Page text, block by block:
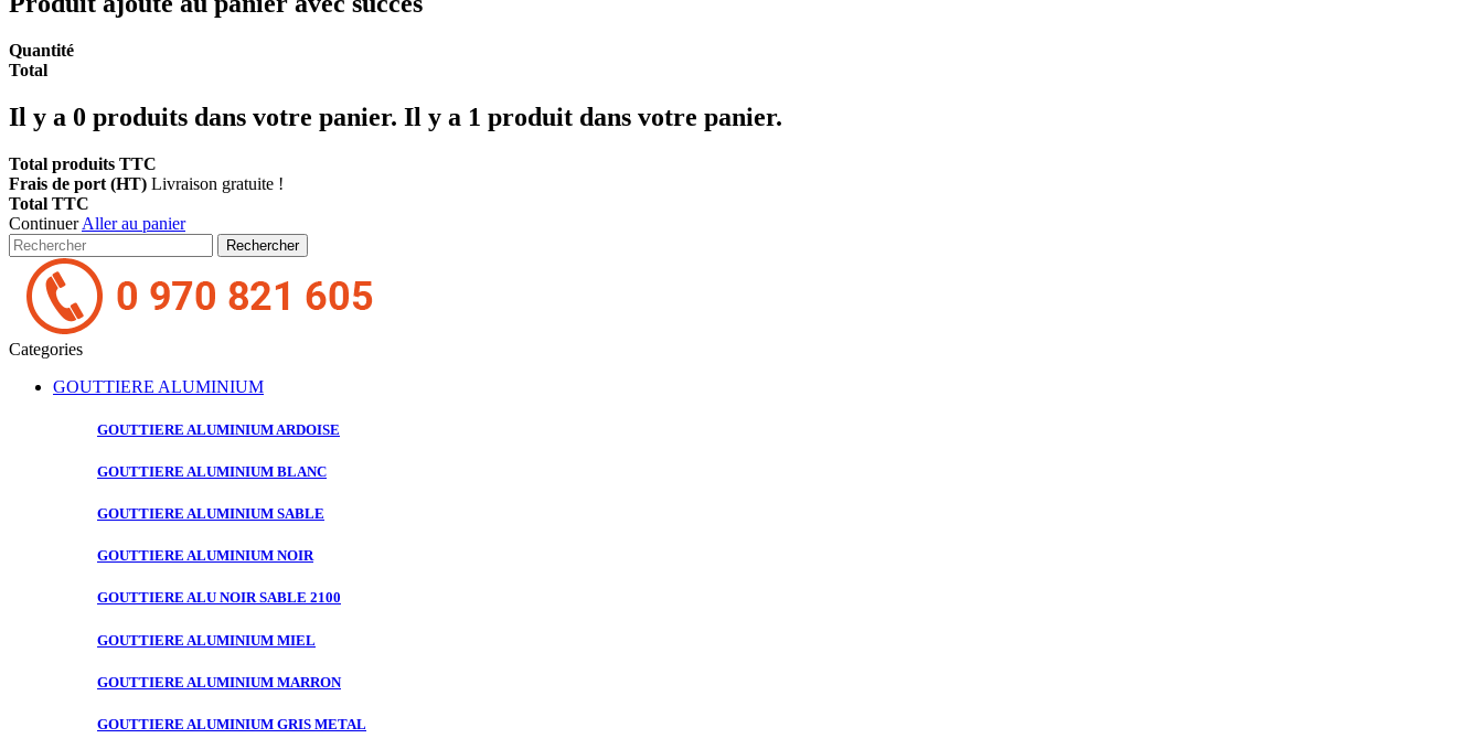
Quantité
Total
Il y a 0 produits dans votre panier. Il y a 1 produit dans votre panier.
Total produits TTC
Frais de port (HT) Livraison gratuite !
Total TTC
ContinuerAller au panier
Rechercher
Categories
GOUTTIERE ALUMINIUM
GOUTTIERE ALUMINIUM ARDOISE
GOUTTIERE ALUMINIUM BLANC
GOUTTIERE ALUMINIUM SABLE
GOUTTIERE ALUMINIUM NOIR
GOUTTIERE ALU NOIR SABLE 2100
GOUTTIERE ALUMINIUM MIEL
GOUTTIERE ALUMINIUM MARRON
GOUTTIERE ALUMINIUM GRIS METAL